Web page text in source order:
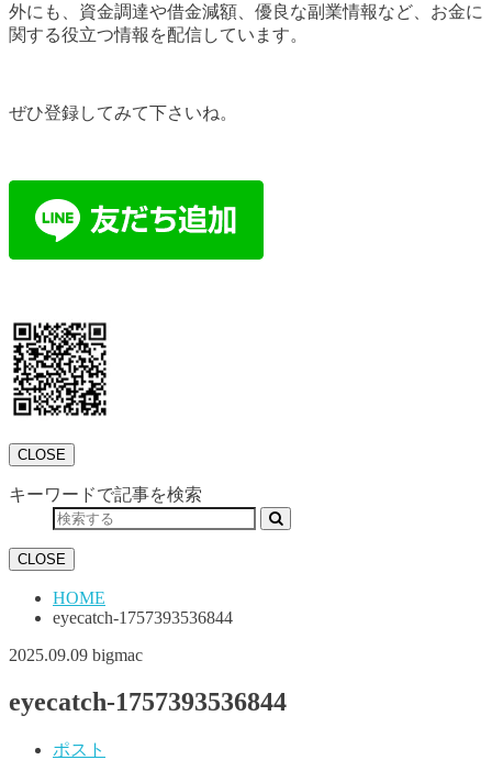
外にも、資金調達や借金減額、優良な副業情報など、お金に
関する役立つ情報を配信しています。
ぜひ登録してみて下さいね。
CLOSE
キーワードで記事を検索
CLOSE
HOME
eyecatch-1757393536844
2025.09.09 bigmac
eyecatch-1757393536844
ポスト